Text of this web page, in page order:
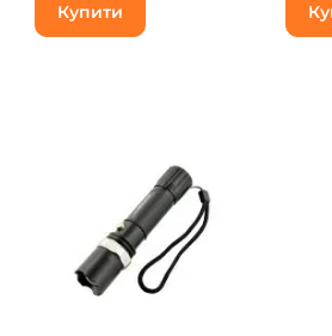
Купити